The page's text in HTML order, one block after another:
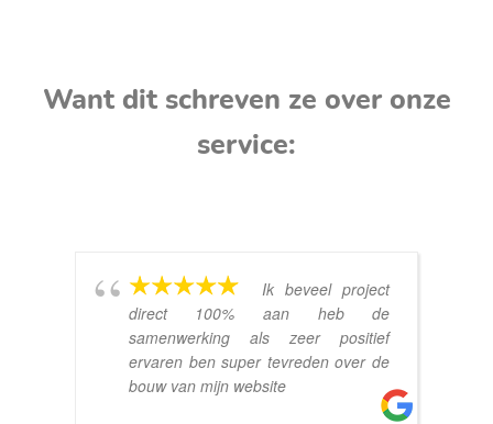
Want dit schreven ze over onze
service:
Ik beveel project
direct 100% aan heb de
samenwerking als zeer positief
ervaren ben super tevreden over de
bouw van mijn website